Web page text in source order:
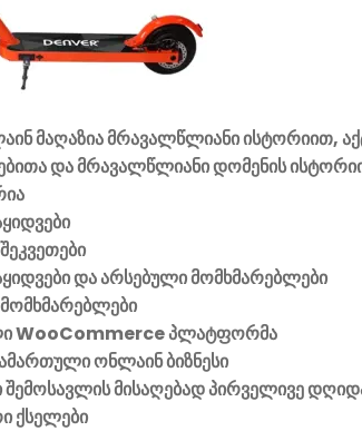
მაღაზია მრავალწლიანი ისტორიით,
და მრავალწლიანი დომენის
და არსებული მომხმარებლები
WooCommerce პლატფორმა
ონლაინ ბიზნესი
შემოსავლის მისაღებად პირველივე
ქსელები